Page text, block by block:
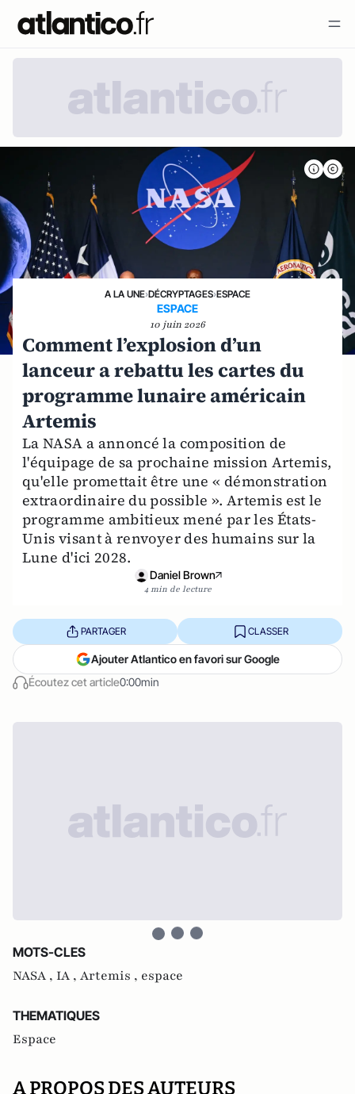
A LA UNE›DÉCRYPTAGES›ESPACE
ESPACE
10 juin 2026
Comment l’explosion d’un
lanceur a rebattu les cartes du
programme lunaire américain
Artemis
La NASA a annoncé la composition de
l'équipage de sa prochaine mission Artemis,
qu'elle promettait être une « démonstration
extraordinaire du possible ». Artemis est le
programme ambitieux mené par les États-
Unis visant à renvoyer des humains sur la
Lune d'ici 2028.
Daniel Brown
4 min de lecture
Écoutez cet article0:00min
PARTAGER CLASSER
Ajouter Atlantico en favori sur Google
MOTS-CLES
NASA , IA , Artemis , espace
THEMATIQUES
Espace
A PROPOS DES AUTEURS